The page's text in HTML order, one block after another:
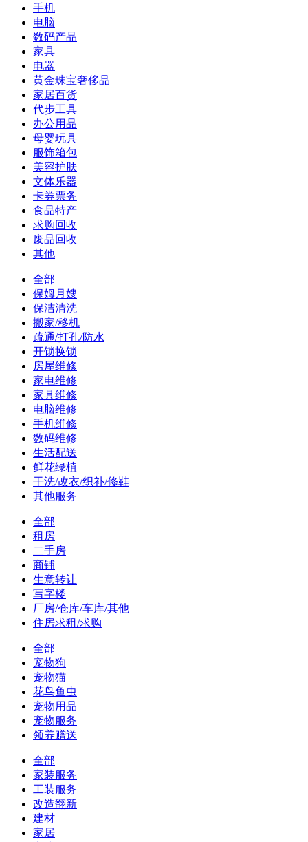
手机
电脑
数码产品
家具
电器
黄金珠宝奢侈品
家居百货
代步工具
办公用品
母婴玩具
服饰箱包
美容护肤
文体乐器
卡券票务
食品特产
求购回收
废品回收
其他
全部
保姆月嫂
保洁清洗
搬家/移机
疏通/打孔/防水
开锁换锁
房屋维修
家电维修
家具维修
电脑维修
手机维修
数码维修
生活配送
鲜花绿植
干洗/改衣/织补/修鞋
其他服务
全部
租房
二手房
商铺
生意转让
写字楼
厂房/仓库/车库/其他
住房求租/求购
全部
宠物狗
宠物猫
花鸟鱼虫
宠物用品
宠物服务
领养赠送
全部
家装服务
工装服务
改造翻新
建材
家居